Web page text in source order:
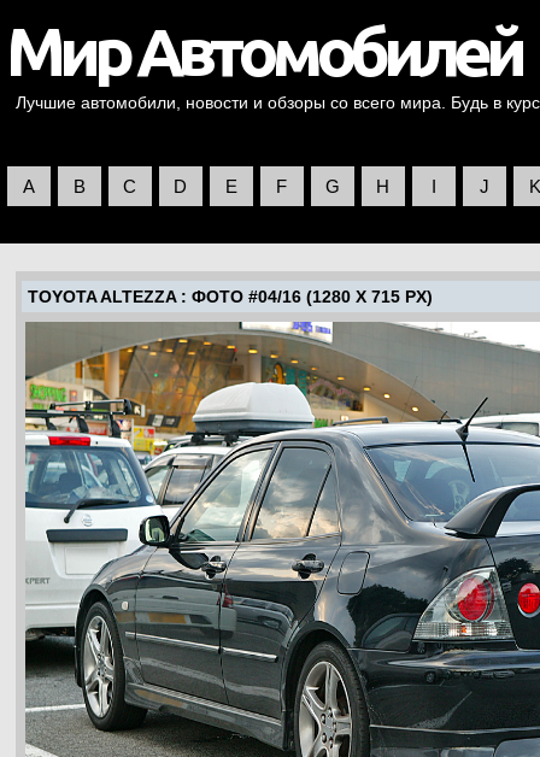
Лучшие автомобили, новости и обзоры со всего мира. Будь в
A B C D E F G H I J K
TOYOTA ALTEZZA: ФОТО #04/16 (1280 X 715 PX)